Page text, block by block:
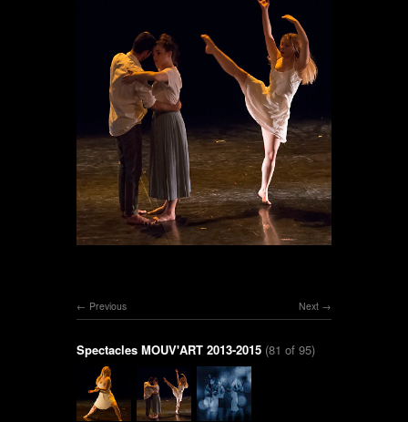
Next
Previous
Spectacles MOUV'ART 2013-2015 (81 of 95)